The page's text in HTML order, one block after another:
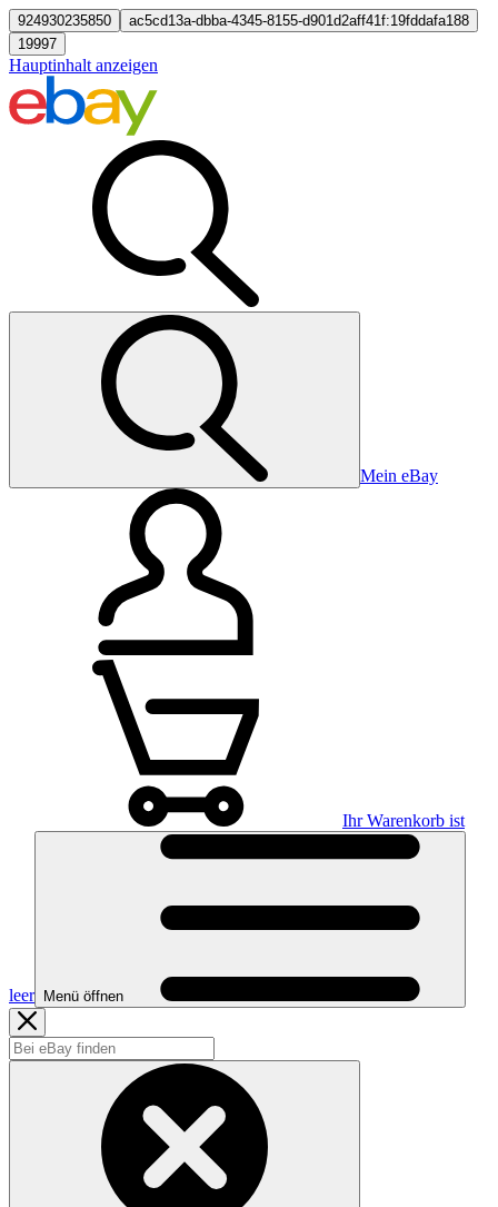
924930235850
ac5cd13a-dbba-4345-8155-d901d2aff41f:19fddafa188
19997
Hauptinhalt anzeigen
Mein eBay
Ihr Warenkorb ist
leer Menü öffnen